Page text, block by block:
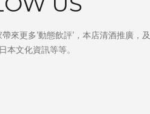
來更多’動態飲評’，本店清酒推廣，
本文化資訊等等。